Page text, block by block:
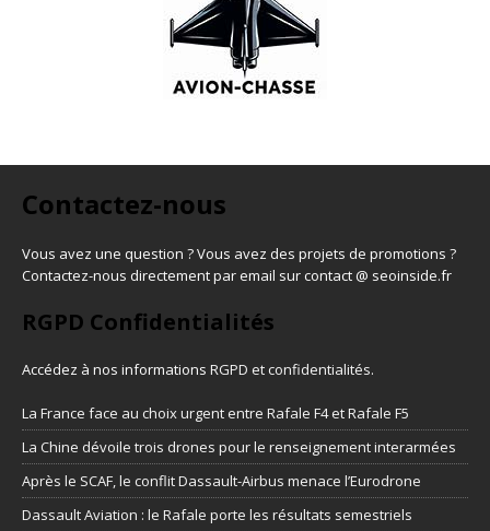
Contactez-nous
Vous avez une question ? Vous avez des projets de promotions ?
Contactez-nous directement par email sur contact @ seoinside.fr
RGPD Confidentialités
Accédez à nos informations RGPD et confidentialités.
La France face au choix urgent entre Rafale F4 et Rafale F5
La Chine dévoile trois drones pour le renseignement interarmées
Après le SCAF, le conflit Dassault-Airbus menace l’Eurodrone
Dassault Aviation : le Rafale porte les résultats semestriels